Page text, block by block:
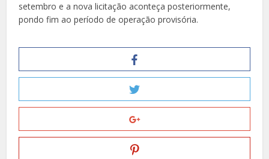
setembro e a nova licitação aconteça posteriormente,
pondo fim ao período de operação provisória.